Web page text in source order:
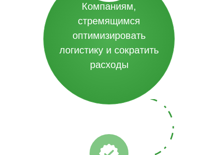
Компаниям,
стремящимся
оптимизировать
логистику и сократить
расходы